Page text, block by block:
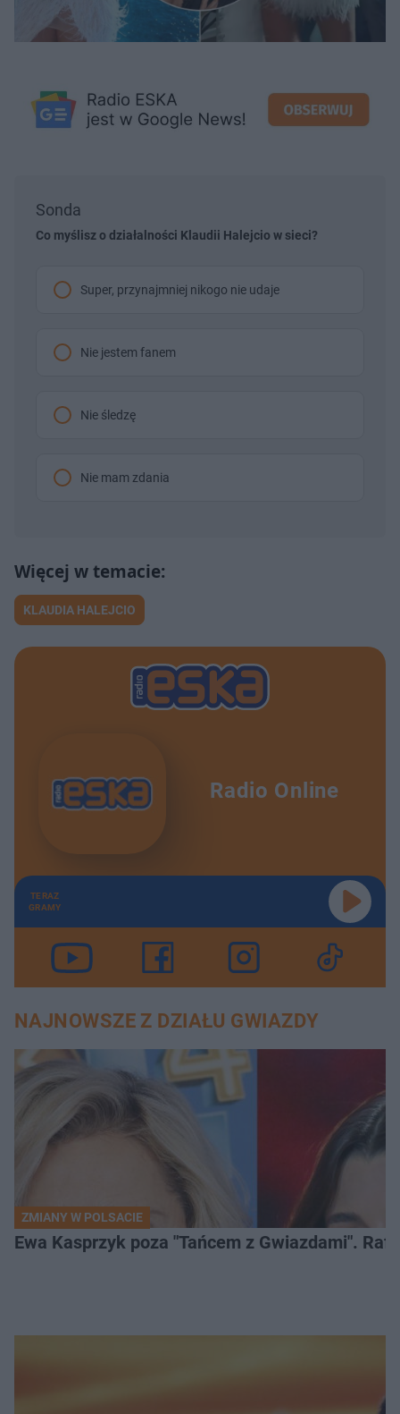
Sonda
Co myślisz o działalności Klaudii Halejcio w sieci?
Super, przynajmniej nikogo nie udaje
Nie jestem fanem
Nie śledzę
Nie mam zdania
KLAUDIA HALEJCIO
Radio Online
TERAZ
GRAMY
NAJNOWSZE Z DZIAŁU GWIAZDY
ZMIANY W POLSACIE
Ewa Kasprzyk poza "Tańcem z Gwiazdami".